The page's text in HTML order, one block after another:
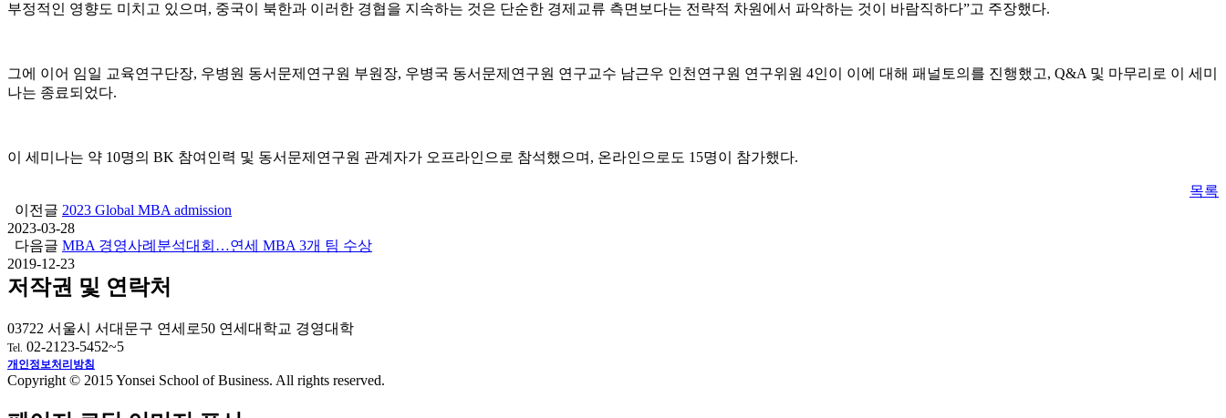
부정적인 영향도 미치고 있으며, 중국이 북한과 이러한 경협을 지속하는 것은 단순한 경제교류 측면보다는 전략적 차원에서 파악하는 것이 바람직하다”고 주장했다.
그에 이어 임일 교육연구단장, 우병원 동서문제연구원 부원장, 우병국 동서문제연구원 연구교수 남근우 인천연구원 연구위원 4인이 이에 대해 패널토의를 진행했고, Q&A 및 마무리로 이 세미
나는 종료되었다.
이 세미나는 약 10명의 BK 참여인력 및 동서문제연구원 관계자가 오프라인으로 참석했으며, 온라인으로도 15명이 참가했다.
목록
이전글 2023 Global MBA admission
2023-03-28
다음글 MBA 경영사례분석대회…연세 MBA 3개 팀 수상
2019-12-23
저작권 및 연락처
03722 서울시 서대문구 연세로50 연세대학교 경영대학
Tel. 02-2123-5452~5
개인정보처리방침
Copyright © 2015 Yonsei School of Business. All rights reserved.